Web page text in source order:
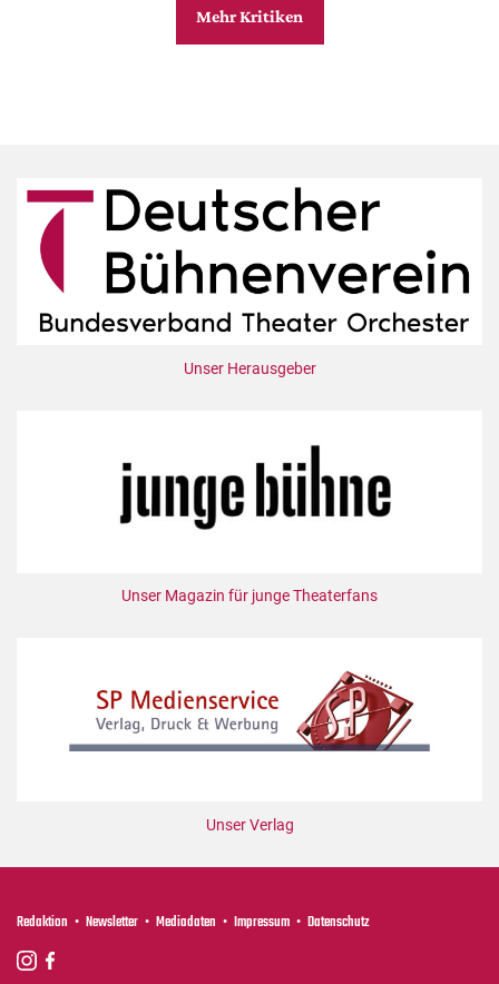
Mehr Kritiken
Unser Herausgeber
Unser Magazin für junge Theaterfans
Unser Verlag
Redaktion Newsletter Mediadaten Impressum Datenschutz